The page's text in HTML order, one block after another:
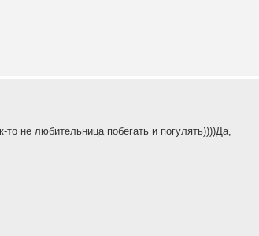
то не любительница побегать и погулять))))Да,